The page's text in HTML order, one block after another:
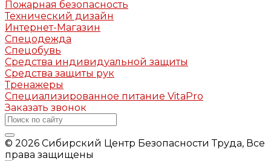
Пожарная безопасность
Технический дизайн
Интернет-Магазин
Спецодежда
Спецобувь
Средства индивидуальной защиты
Средства защиты рук
Тренажеры
Специализированное питание VitaPro
Заказать звонок
© 2026 Сибирский Центр Безопасности Труда, Все
права защищены